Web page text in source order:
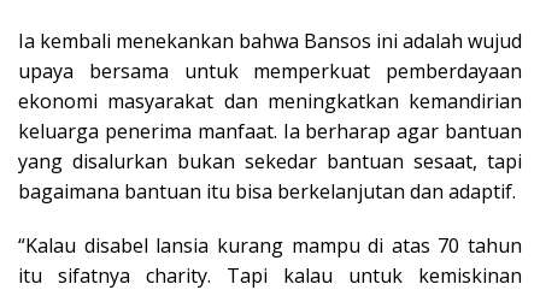
Ia kembali menekankan bahwa Bansos ini adalah wujud
upaya bersama untuk memperkuat pemberdayaan
ekonomi masyarakat dan meningkatkan kemandirian
keluarga penerima manfaat. Ia berharap agar bantuan
yang disalurkan bukan sekedar bantuan sesaat, tapi
bagaimana bantuan itu bisa berkelanjutan dan adaptif.
“Kalau disabel lansia kurang mampu di atas 70 tahun
itu sifatnya charity. Tapi kalau untuk kemiskinan